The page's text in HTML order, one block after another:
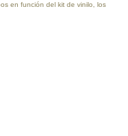
en función del kit de vinilo, los